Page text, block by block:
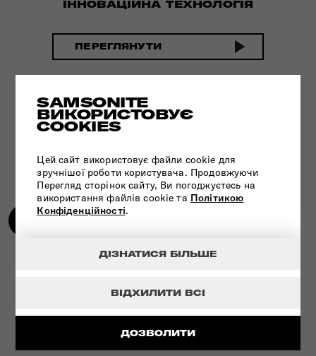
SAMSONITE
ВИКОРИСТОВУЄ
COOKIES
Цей сайт використовує файли cookie для
зручнішої роботи користувача. Продовжуючи
Перегляд сторінок сайту, Ви погоджуєтесь на
використання файлів cookie та Політикою
Конфіденційності.
ДОЗВОЛИТИ
ВІДХИЛИТИ ВСІ
ДІЗНАТИСЯ БІЛЬШЕ
ІННОВАЦІЙНА ТЕХНОЛОГІЯ
ПЕРЕГЛЯНУТИ
TSA